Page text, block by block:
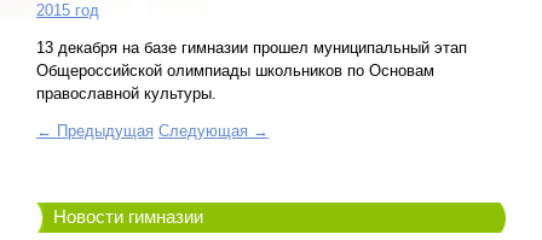
2015 год
13 декабря на базе гимназии прошел муниципальный этап
Общероссийской олимпиады школьников по Основам
православной культуры.
← Предыдущая Следующая →
Новости гимназии